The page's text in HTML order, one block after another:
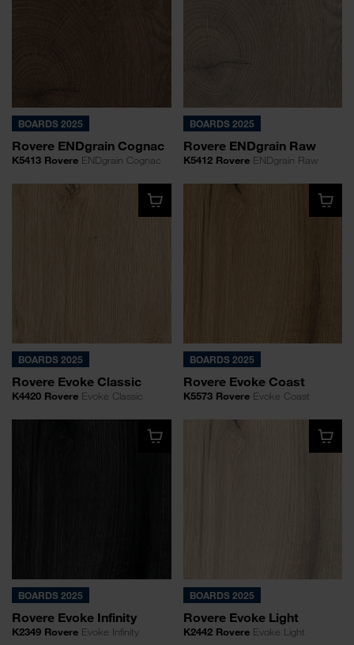
BOARDS 2025
Rovere ENDgrain Cognac
K5413 Rovere ENDgrain Cognac
BOARDS 2025
Rovere ENDgrain Raw
K5412 RovereENDgrain Raw
BOARDS 2025
Rovere Evoke Classic
K4420 Rovere Evoke Classic
BOARDS 2025
Rovere Evoke Coast
K5573 RovereEvoke Coast
BOARDS 2025
Rovere Evoke Infinity
K2349 Rovere Evoke Infinity
BOARDS 2025
Rovere Evoke Light
K2442 RovereEvoke Light